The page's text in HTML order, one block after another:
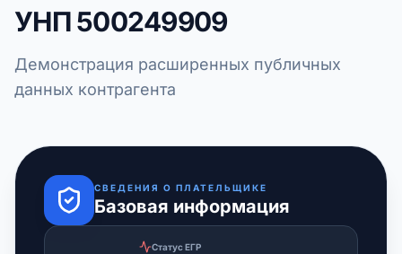
УНП500249909
Демонстрация расширенных публичных
данных контрагента
СВЕДЕНИЯ О ПЛАТЕЛЬЩИКЕ
Базовая информация
Статус ЕГР